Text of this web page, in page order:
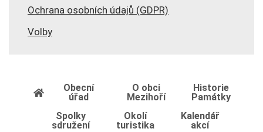
Ochrana osobních údajů (GDPR)
Volby
Obecní
úřad
O obci
Mezihoří
Historie
Památky
Spolky
sdružení
Okolí
turistika
Kalendář
akcí